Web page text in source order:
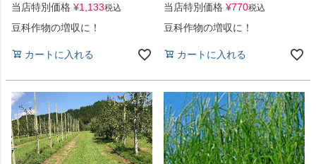
当店特別価格 ¥1,133税込
豆科作物の増収に！
カートに入れる
当店特別価格 ¥770税込
豆科作物の増収に！
カートに入れる